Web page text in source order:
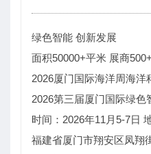
绿色智能 创新发展
面积50000+平米 展商
2026厦门国际海洋周海
2026第三届厦门国际绿
时间：2026年11月5-7日
福建省厦门市翔安区凤翔